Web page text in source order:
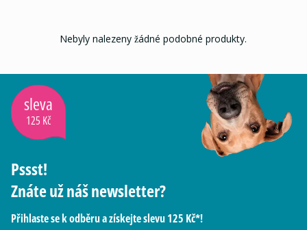
Nebyly nalezeny žádné podobné produkty.
sleva
125 Kč
Pssst!
Znáte už náš newsletter?
Přihlaste se k odběru a získejte slevu 125 Kč*!